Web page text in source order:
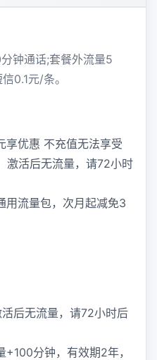
钟通话;套餐外流量5
0.1元/条。
享优惠 不充值无法享受
激活后无流量，请72小时
用流量包，次月起减免3
后无流量，请72小时后
分钟，有效期2年，